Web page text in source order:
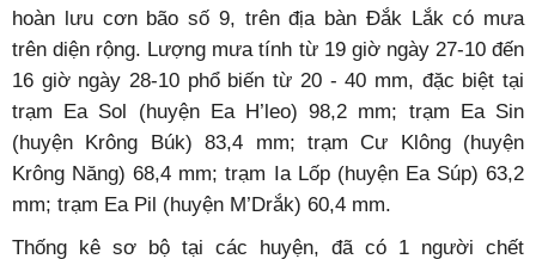
hoàn lưu cơn bão số 9, trên địa bàn Đắk Lắk có mưa
trên diện rộng. Lượng mưa tính từ 19 giờ ngày 27-10 đến
16 giờ ngày 28-10 phổ biến từ 20 - 40 mm, đặc biệt tại
trạm Ea Sol (huyện Ea H’leo) 98,2 mm; trạm Ea Sin
(huyện Krông Búk) 83,4 mm; trạm Cư Klông (huyện
Krông Năng) 68,4 mm; trạm Ia Lốp (huyện Ea Súp) 63,2
mm; trạm Ea Pil (huyện M’Drắk) 60,4 mm.
Thống kê sơ bộ tại các huyện, đã có 1 người chết